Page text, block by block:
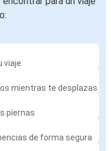
viaje
mientras te desplazas
piernas
de forma segura